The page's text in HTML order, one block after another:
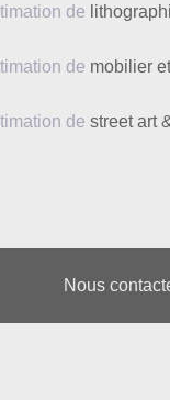
de
de mobilier
de street art
Nous